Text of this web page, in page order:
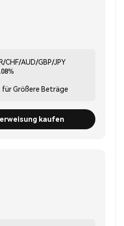
CHF/AUD/GBP/JPY
fürGrößere Beträge
kaufen